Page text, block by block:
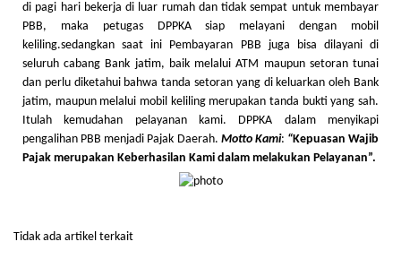
di pagi hari bekerja di luar rumah dan tidak sempat untuk membayar
PBB, maka petugas DPPKA siap melayani dengan mobil
keliling.sedangkan saat ini Pembayaran PBB juga bisa dilayani di
seluruh cabang Bank jatim, baik melalui ATM maupun setoran tunai
dan perlu diketahui bahwa tanda setoran yang di keluarkan oleh Bank
jatim, maupun melalui mobil keliling merupakan tanda bukti yang sah.
Itulah kemudahan pelayanan kami. DPPKA dalam menyikapi
pengalihan PBB menjadi Pajak Daerah. Motto Kami: “Kepuasan Wajib
Pajak merupakan Keberhasilan Kami dalam melakukan Pelayanan”.
Tidak ada artikel terkait